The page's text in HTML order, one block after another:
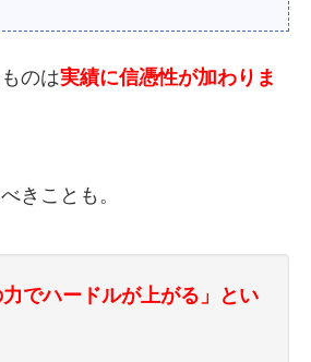
のは実績に信憑性が加わりま
きことも。
でハードルが上がる」とい